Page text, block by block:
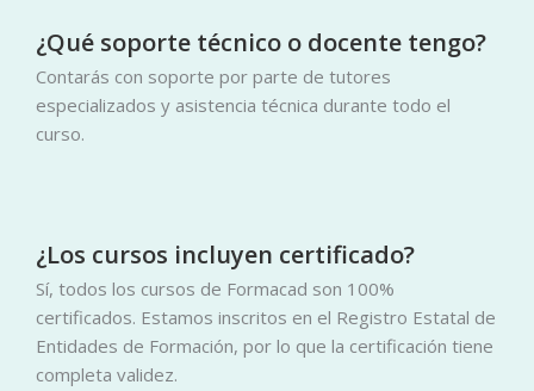
¿Qué soporte técnico o docente tengo?
Contarás con soporte por parte de tutores
especializados y asistencia técnica durante todo el
curso.
¿Los cursos incluyen certificado?
Sí, todos los cursos de Formacad son 100%
certificados. Estamos inscritos en el Registro Estatal de
Entidades de Formación, por lo que la certificación tiene
completa validez.